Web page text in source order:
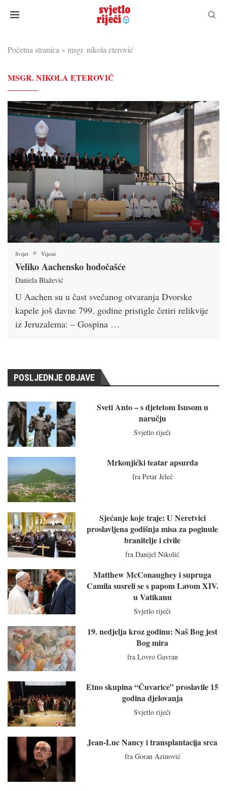
Početna stranica » msgr. nikola eterović
MSGR. NIKOLA ETEROVIĆ
Svijet Vijesti
Veliko Aachensko hodočašće
Daniela Blažević
U Aachen su u čast svečanog otvaranja Dvorske
kapele još davne 799. godine pristigle četiri relikvije
iz Jeruzalema: – Gospina …
POSLJEDNJE OBJAVE
Sveti Anto – s djetetom Isusom u
naručju
Svjetlo riječi
Mrkonjićki teatar apsurda
fra Petar Jeleč
Sjećanje koje traje: U Neretvici
proslavljena godišnja misa za poginule
branitelje i civile
fra Danijel Nikolić
Matthew McConaughey i supruga
Camila susreli se s papom Lavom XIV.
u Vatikanu
Svjetlo riječi
19. nedjelja kroz godinu: Naš Bog jest
Bog mira
fra Lovro Gavran
Etno skupina “Čuvarice” proslavile 15
godina djelovanja
Svjetlo riječi
Jean-Luc Nancy i transplantacija srca
fra Goran Azinović